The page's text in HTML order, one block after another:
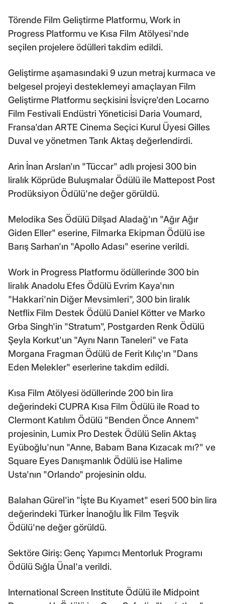
Törende Film Geliştirme Platformu, Work in
Progress Platformu ve Kısa Film Atölyesi'nde
seçilen projelere ödülleri takdim edildi.
Geliştirme aşamasındaki 9 uzun metraj kurmaca ve
belgesel projeyi desteklemeyi amaçlayan Film
Geliştirme Platformu seçkisini İsviçre'den Locarno
Film Festivali Endüstri Yöneticisi Daria Voumard,
Fransa'dan ARTE Cinema Seçici Kurul Üyesi Gilles
Duval ve yönetmen Tarık Aktaş değerlendirdi.
Arin İnan Arslan'ın "Tüccar" adlı projesi 300 bin
liralık Köprüde Buluşmalar Ödülü ile Mattepost Post
Prodüksiyon Ödülü'ne değer görüldü.
Melodika Ses Ödülü Dilşad Aladağ'ın "Ağır Ağır
Giden Eller" eserine, Filmarka Ekipman Ödülü ise
Barış Sarhan'ın "Apollo Adası" eserine verildi.
Work in Progress Platformu ödüllerinde 300 bin
liralık Anadolu Efes Ödülü Evrim Kaya'nın
"Hakkari'nin Diğer Mevsimleri", 300 bin liralık
Netflix Film Destek Ödülü Daniel Kötter ve Marko
Grba Singh'in "Stratum", Postgarden Renk Ödülü
Şeyla Korkut'un "Aynı Narın Taneleri" ve Fata
Morgana Fragman Ödülü de Ferit Kılıç'ın "Dans
Eden Melekler" eserlerine takdim edildi.
Kısa Film Atölyesi ödüllerinde 200 bin lira
değerindeki CUPRA Kısa Film Ödülü ile Road to
Clermont Katılım Ödülü "Benden Önce Annem"
projesinin, Lumix Pro Destek Ödülü Selin Aktaş
Eyüboğlu'nun "Anne, Babam Bana Kızacak mı?" ve
Square Eyes Danışmanlık Ödülü ise Halime
Usta'nın "Orlando" projesinin oldu.
Balahan Gürel'in "İşte Bu Kıyamet" eseri 500 bin lira
değerindeki Türker İnanoğlu İlk Film Teşvik
Ödülü'ne değer görüldü.
Sektöre Giriş: Genç Yapımcı Mentorluk Programı
Ödülü Sığla Ünal'a verildi.
International Screen Institute Ödülü ile Midpoint